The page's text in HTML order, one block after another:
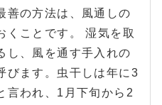
善の方法は、風通しの
くことです。 湿気を取
し、風を通す手入れの
びます。虫干しは年に3
言われ、1月下旬から2